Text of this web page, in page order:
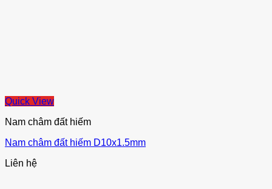
Quick View
Nam châm đất hiếm
Nam châm đất hiếm D10x1.5mm
Liên hệ